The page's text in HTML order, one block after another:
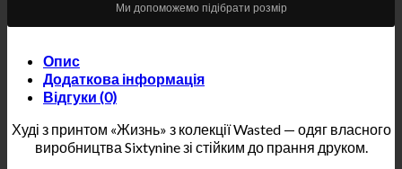
Ми допоможемо підібрати розмір
Опис
Додаткова інформація
Відгуки (0)
Худі з принтом «Жизнь» з колекції Wasted — одяг власного
виробництва Sixtynine зі стійким до прання друком.